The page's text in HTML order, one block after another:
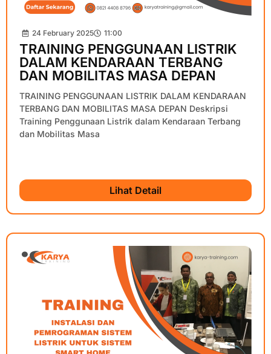
24 February 2025 11:00
TRAINING PENGGUNAAN LISTRIK
DALAM KENDARAAN TERBANG
DAN MOBILITAS MASA DEPAN
TRAINING PENGGUNAAN LISTRIK DALAM KENDARAAN
TERBANG DAN MOBILITAS MASA DEPAN Deskripsi
Training Penggunaan Listrik dalam Kendaraan Terbang
dan Mobilitas Masa
Lihat Detail